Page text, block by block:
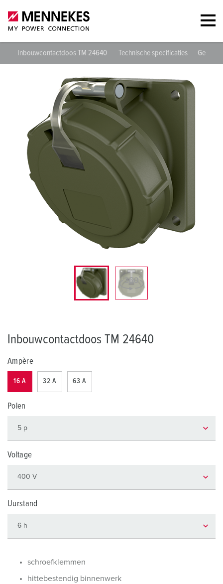
Inbouwcontactdoos TM 24640 Technische specificaties
Inbouwcontactdoos TM 24640
Ampère
16 A 32 A 63 A
Polen
Voltage
Uurstand
schroefklemmen
hittebestendig binnenwerk